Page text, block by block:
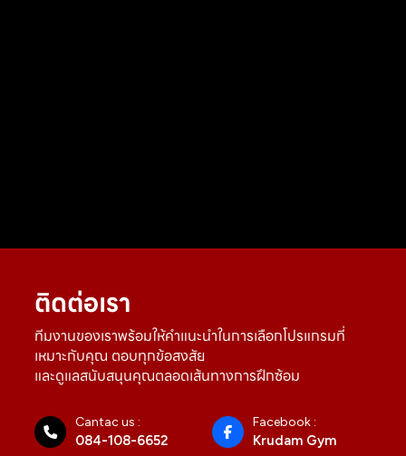
ติดต่อเรา
ทีมงานของเราพร้อมให้คำแนะนำในการเลือกโปรแกรมที่
เหมาะกับคุณ ตอบทุกข้อสงสัย
และดูแลสนับสนุนคุณตลอดเส้นทางการฝึกซ้อม
Cantac us :
084-108-6652
Facebook :
Krudam Gym